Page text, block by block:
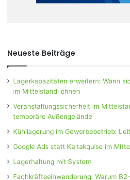
Neueste Beiträge
Lagerkapazitäten erweitern: Wann
im Mittelstand lohnen
Veranstaltungssicherheit im
temporäre Außengelände
Kühllagerung im Gewerbebetrieb:
Google Ads statt Kaltakquise im
Lagerhaltung mit System
Fachkräfteeinwanderung: Warum